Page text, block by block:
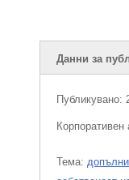
Данни за
Публикувано:
Корпоративен
Тема: